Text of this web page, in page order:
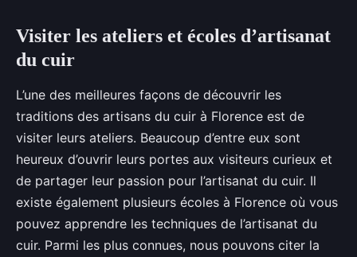
Visiter les ateliers et écoles d’artisanat
du cuir
L’une des meilleures façons de découvrir les
traditions des artisans du cuir à Florence est de
visiter leurs ateliers. Beaucoup d’entre eux sont
heureux d’ouvrir leurs portes aux visiteurs curieux et
de partager leur passion pour l’artisanat du cuir. Il
existe également plusieurs écoles à Florence où vous
pouvez apprendre les techniques de l’artisanat du
cuir. Parmi les plus connues, nous pouvons citer la